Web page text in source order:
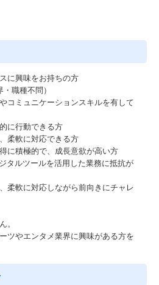
に興味をお持ちの方
職種不問）
コミュニケーションスキルを有して
に行動できる方
柔軟に対応できる方
に積極的で、成長意欲が高い方
タルツールを活用した業務に抵抗が
柔軟に対応しながら前向きにチャレ
。
ツやエンタメ業界に興味がある方を